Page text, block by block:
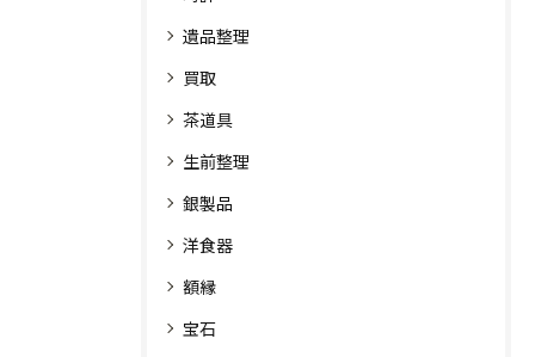
遺品整理
買取
茶道具
生前整理
銀製品
洋食器
額縁
宝石